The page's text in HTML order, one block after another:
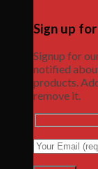
Sign up
Signup for
notified
products.
remove it.